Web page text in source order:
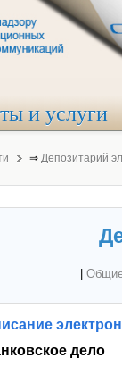
и услуги
⇒ Депозитарий
дело